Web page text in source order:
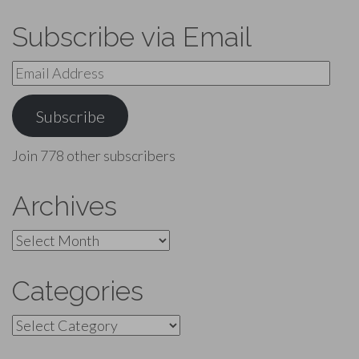
Subscribe via Email
Email
Address
Subscribe
Join 778 other subscribers
Archives
Archives
Categories
Categories